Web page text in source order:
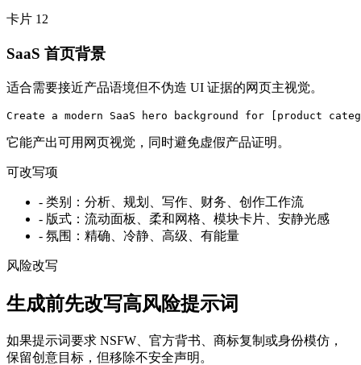
卡片 12
SaaS 首页背景
适合需要接近产品语境但不伪造 UI 证据的网页主视觉。
Create a modern SaaS hero background for [product
它能产出可用网页视觉，同时避免虚假产品证明。
可改写项
- 类别：分析、规划、写作、财务、创作工作流
- 版式：流动面板、柔和网格、模块卡片、安静光感
- 氛围：精确、冷静、高级、有能量
风险改写
生成前先改写高风险提示词
如果提示词要求 NSFW、官方背书、商标复制或身份模仿，
保留创意目标，但移除不安全声明。